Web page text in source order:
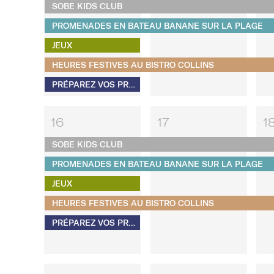
SOBE KIDS CLUB
PROMENADES EN BATEAU BANANE SUR LA PLAGE
JEUX
HEURES FESTIVES AU BISTRO COLLINS
PRÉPAREZ VOS PROPRES S'MORES
16
SOBE KIDS CLUB
PROMENADES EN BATEAU BANANE SUR LA PLAGE
JEUX
HEURES FESTIVES AU BISTRO COLLINS
PRÉPAREZ VOS PROPRES S'MORES
17